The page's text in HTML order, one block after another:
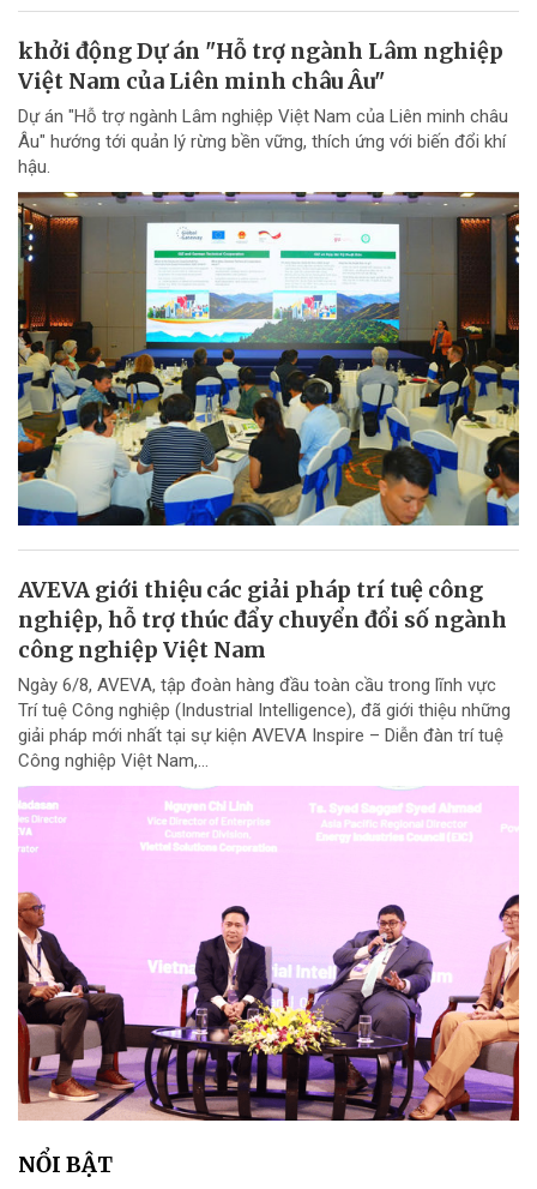
khởi động Dự án "Hỗ trợ ngành Lâm nghiệp
Việt Nam của Liên minh châu Âu"
Dự án "Hỗ trợ ngành Lâm nghiệp Việt Nam của Liên minh châu
Âu" hướng tới quản lý rừng bền vững, thích ứng với biến đổi khí
hậu.
AVEVA giới thiệu các giải pháp trí tuệ công
nghiệp, hỗ trợ thúc đẩy chuyển đổi số ngành
công nghiệp Việt Nam
Ngày 6/8, AVEVA, tập đoàn hàng đầu toàn cầu trong lĩnh vực
Trí tuệ Công nghiệp (Industrial Intelligence), đã giới thiệu những
giải pháp mới nhất tại sự kiện AVEVA Inspire – Diễn đàn trí tuệ
Công nghiệp Việt Nam,...
NỔI BẬT